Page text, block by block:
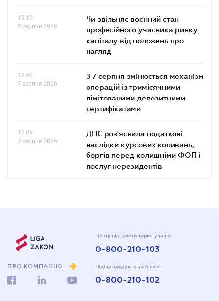
15.10
7 серпня 2026
Чи звільняє воєнний стан
професійного учасника ринку
капіталу від положень про
нагляд
13.40
7 серпня 2026
З 7 серпня змінюється механізм
операцій із тримісячними
лімітованими депозитними
сертифікатами
12.09
7 серпня 2026
ДПС роз'яснила податкові
наслідки курсових коливань,
боргів перед колишніми ФОП і
послуг нерезидентів
ПРО КОМПАНІЮ
Центр підтримки користувачів
0-800-210-103
Підбір продуктів та рішень
0-800-210-102